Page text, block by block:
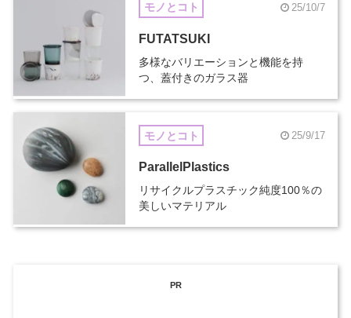
モノとコト 25/10/7
FUTATSUKI
多様なバリエーションと機能を持
つ、蓋付きのガラス器
モノとコト 25/9/17
ParallelPlastics
リサイクルプラスチック純度100％の
美しいマテリアル
PR